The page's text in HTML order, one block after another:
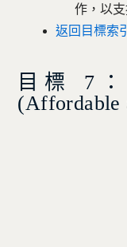
作，以
返回目標索引
目標 7
(Affordable